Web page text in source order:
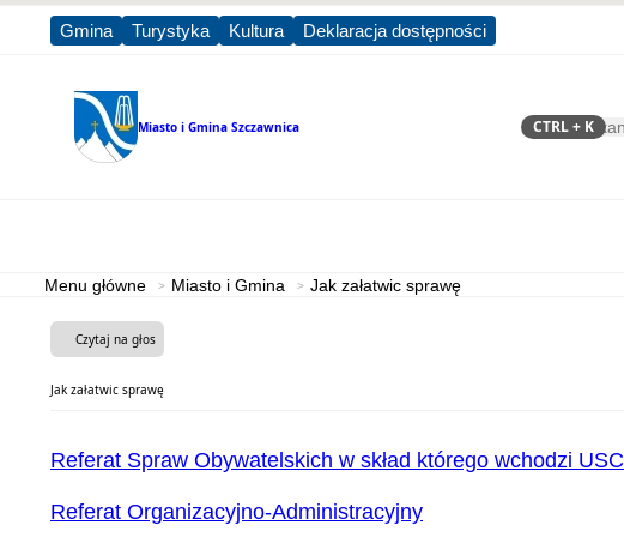
Gmina Turystyka Kultura Deklaracja dostępności
Miasto i Gmina Szczawnica Szukaj
CTRL+ K
Menu główne Miasto i Gmina Jak załatwic sprawę
Czytaj na głos
Jak załatwic sprawę
Referat Spraw Obywatelskich w skład którego wchodzi USC
Referat Organizacyjno-Administracyjny